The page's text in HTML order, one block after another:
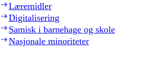
Læremidler
Digitalisering
Samisk i barnehage og skole
Nasjonale minoriteter